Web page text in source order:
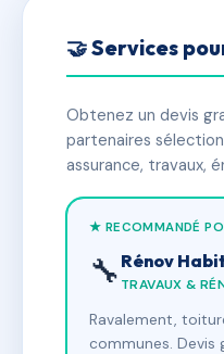
🤝 Services
Obtenez un devis
partenaires
assurance, travaux,
★ RECOMMANDÉ
🔧 Rénov
TRAVAUX &
Ravalement,
communes. Devis